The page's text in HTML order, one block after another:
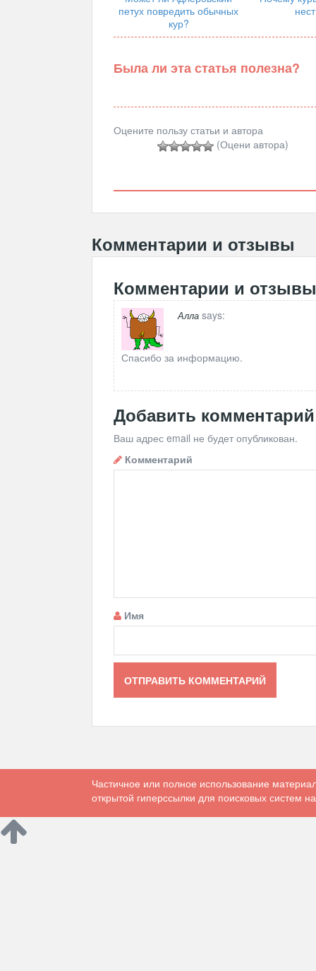
петух повредить обычных
кур?
Была ли эта статья полезна?
Оцените пользу статьи и автора
(Оцени автора)
Комментарии и отзывы
Комментарии и отзывы
Алла says:
Спасибо за информацию.
Добавить комментарий
Ваш адрес email не будет опубликован.
Комментарий
Имя
Частичное или полное использование
открытой гиперссылки для поисковых систем